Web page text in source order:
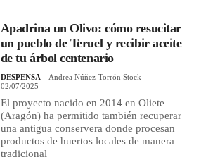
Apadrina un Olivo: cómo resucitar
un pueblo de Teruel y recibir aceite
de tu árbol centenario
DESPENSA
Andrea Núñez-Torrón Stock
02/07/2025
El proyecto nacido en 2014 en Oliete
(Aragón) ha permitido también recuperar
una antigua conservera donde procesan
productos de huertos locales de manera
tradicional